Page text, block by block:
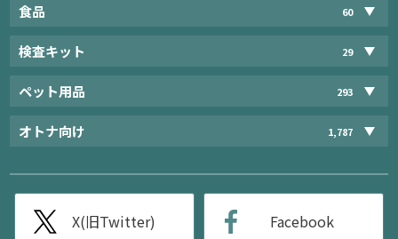
食品 60
検査キット 29
ペット用品 293
オトナ向け 1,787
X(旧Twitter) Facebook